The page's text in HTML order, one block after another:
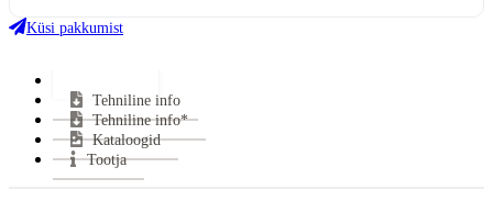
Kasutegur:
Suitsutoru ühendus:
Klaasi kuju:
Uks avaneb:
Kütus:
Garantii:
Küsi pakkumist
Tehniline info
Tehniline info*
Kataloogid
Tootja